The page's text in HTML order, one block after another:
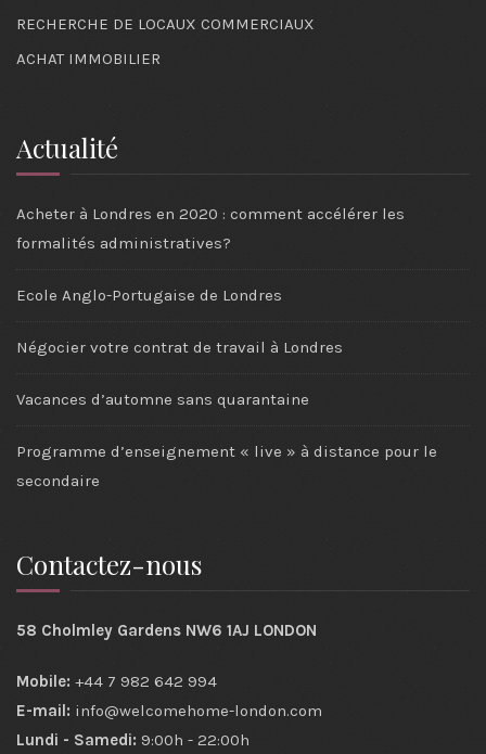
RECHERCHE DE LOCAUX COMMERCIAUX
ACHAT IMMOBILIER
Actualité
Acheter à Londres en 2020 : comment accélérer les
formalités administratives?
Ecole Anglo-Portugaise de Londres
Négocier votre contrat de travail à Londres
Vacances d’automne sans quarantaine
Programme d’enseignement « live » à distance pour le
secondaire
Contactez-nous
58 Cholmley Gardens NW6 1AJ LONDON
Mobile: +44 7 982 642 994
E-mail: info@welcomehome-london.com
Lundi - Samedi: 9:00h - 22:00h